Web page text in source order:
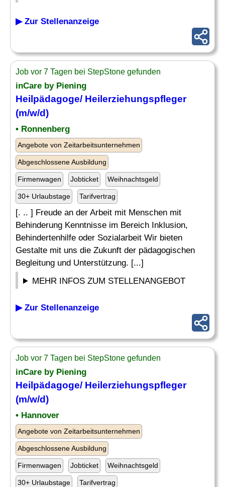
▶ Zur Stellenanzeige
Job vor 7 Tagen bei StepStone gefunden
inCare by Piening
Heilpädagoge/ Heilerziehungspfleger
(m/w/d)
• Ronnenberg
Angebote von Zeitarbeitsunternehmen
Abgeschlossene Ausbildung
Firmenwagen Jobticket Weihnachtsgeld
30+ Urlaubstage Tarifvertrag
[. .. ] Freude an der Arbeit mit Menschen mit
Behinderung Kenntnisse im Bereich Inklusion,
Behindertenhilfe oder Sozialarbeit Wir bieten
Gestalte mit uns die Zukunft der pädagogischen
Begleitung und Unterstützung. [...]
MEHR INFOS ZUM STELLENANGEBOT
▶ Zur Stellenanzeige
Job vor 7 Tagen bei StepStone gefunden
inCare by Piening
Heilpädagoge/ Heilerziehungspfleger
(m/w/d)
• Hannover
Angebote von Zeitarbeitsunternehmen
Abgeschlossene Ausbildung
Firmenwagen Jobticket Weihnachtsgeld
30+ Urlaubstage Tarifvertrag